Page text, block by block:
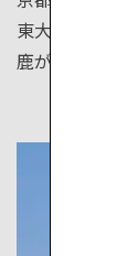
東大寺の大
鹿が暮らす春